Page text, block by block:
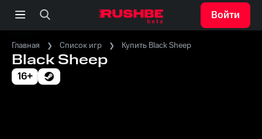
Войти
Главная Список игр Купить Black Sheep
Black Sheep
16+